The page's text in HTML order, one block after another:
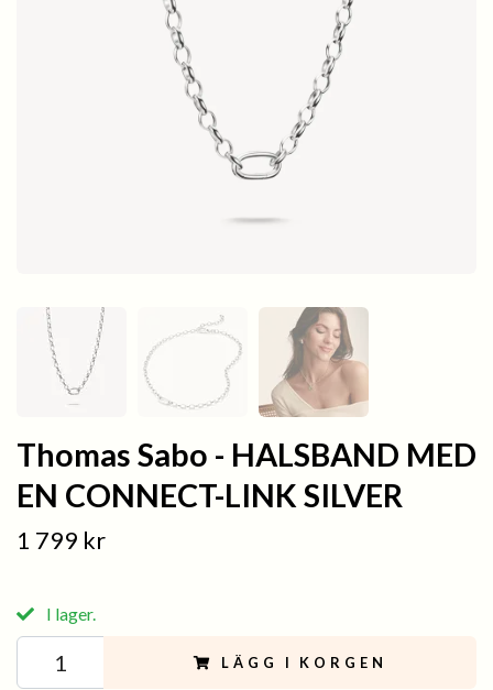
Thomas Sabo - HALSBAND MED
EN CONNECT-LINK SILVER
1 799 kr
I lager.
LÄGG I KORGEN